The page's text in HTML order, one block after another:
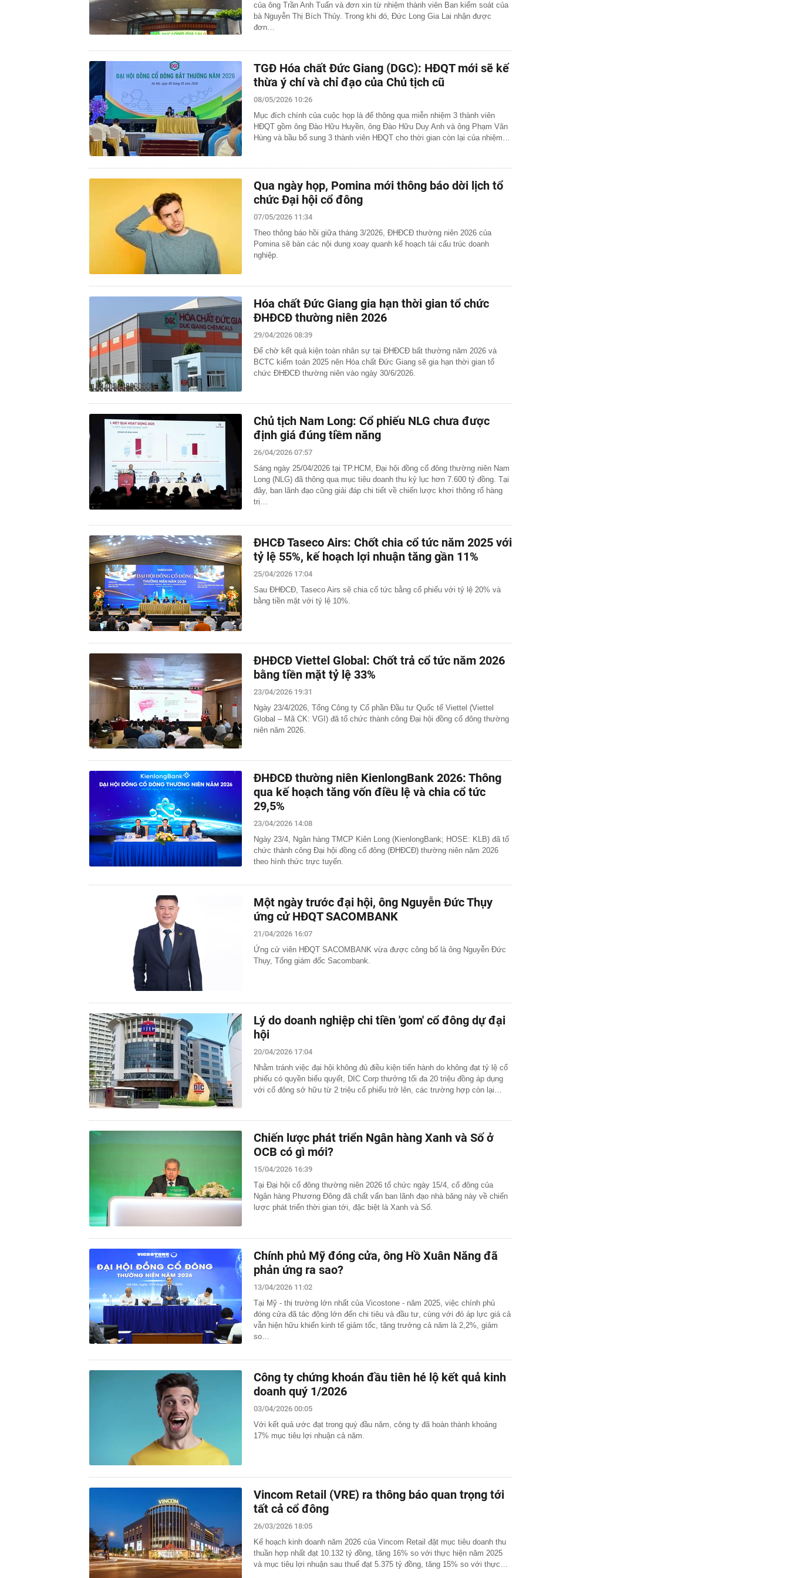
của ông Trần Anh Tuấn và đơn xin từ nhiệm thành viên Ban kiểm soát của
bà Nguyễn Thị Bích Thủy. Trong khi đó, Đức Long Gia Lai nhận được
đơn…
TGĐ Hóa chất Đức Giang (DGC): HĐQT mới sẽ kế
thừa ý chí và chỉ đạo của Chủ tịch cũ
08/05/2026 10:26
Mục đích chính của cuộc họp là để thông qua miễn nhiệm 3 thành viên
HĐQT gồm ông Đào Hữu Huyền, ông Đào Hữu Duy Anh và ông Phạm Văn
Hùng và bầu bổ sung 3 thành viên HĐQT cho thời gian còn lại của nhiệm…
Qua ngày họp, Pomina mới thông báo dời lịch tổ
chức Đại hội cổ đông
07/05/2026 11:34
Theo thông báo hồi giữa tháng 3/2026, ĐHĐCĐ thường niên 2026 của
Pomina sẽ bàn các nội dung xoay quanh kế hoạch tái cấu trúc doanh
nghiệp.
Hóa chất Đức Giang gia hạn thời gian tổ chức
ĐHĐCĐ thường niên 2026
29/04/2026 08:39
Để chờ kết quả kiện toàn nhân sự tại ĐHĐCĐ bất thường năm 2026 và
BCTC kiểm toán 2025 nên Hóa chất Đức Giang sẽ gia hạn thời gian tổ
chức ĐHĐCĐ thường niên vào ngày 30/6/2026.
Chủ tịch Nam Long: Cổ phiếu NLG chưa được
định giá đúng tiềm năng
26/04/2026 07:57
Sáng ngày 25/04/2026 tại TP.HCM, Đại hội đồng cổ đông thường niên Nam
Long (NLG) đã thông qua mục tiêu doanh thu kỷ lục hơn 7.600 tỷ đồng. Tại
đây, ban lãnh đạo cũng giải đáp chi tiết về chiến lược khơi thông rổ hàng
trị…
ĐHCĐ Taseco Airs: Chốt chia cổ tức năm 2025 với
tỷ lệ 55%, kế hoạch lợi nhuận tăng gần 11%
25/04/2026 17:04
Sau ĐHĐCĐ, Taseco Airs sẽ chia cổ tức bằng cổ phiếu với tỷ lệ 20% và
bằng tiền mặt với tỷ lệ 10%.
ĐHĐCĐ Viettel Global: Chốt trả cổ tức năm 2026
bằng tiền mặt tỷ lệ 33%
23/04/2026 19:31
Ngày 23/4/2026, Tổng Công ty Cổ phần Đầu tư Quốc tế Viettel (Viettel
Global – Mã CK: VGI) đã tổ chức thành công Đại hội đồng cổ đông thường
niên năm 2026.
ĐHĐCĐ thường niên KienlongBank 2026: Thông
qua kế hoạch tăng vốn điều lệ và chia cổ tức
29,5%
23/04/2026 14:08
Ngày 23/4, Ngân hàng TMCP Kiên Long (KienlongBank; HOSE: KLB) đã tổ
chức thành công Đại hội đồng cổ đông (ĐHĐCĐ) thường niên năm 2026
theo hình thức trực tuyến.
Một ngày trước đại hội, ông Nguyễn Đức Thụy
ứng cử HĐQT SACOMBANK
21/04/2026 16:07
Ứng cử viên HĐQT SACOMBANK vừa được công bố là ông Nguyễn Đức
Thụy, Tổng giám đốc Sacombank.
Lý do doanh nghiệp chi tiền 'gom' cổ đông dự đại
hội
20/04/2026 17:04
Nhằm tránh việc đại hội không đủ điều kiện tiến hành do không đạt tỷ lệ cổ
phiếu có quyền biểu quyết, DIC Corp thưởng tối đa 20 triệu đồng áp dụng
với cổ đông sở hữu từ 2 triệu cổ phiếu trở lên, các trường hợp còn lại…
Chiến lược phát triển Ngân hàng Xanh và Số ở
OCB có gì mới?
15/04/2026 16:39
Tại Đại hội cổ đông thường niên 2026 tổ chức ngày 15/4, cổ đông của
Ngân hàng Phương Đông đã chất vấn ban lãnh đạo nhà băng này về chiến
lược phát triển thời gian tới, đặc biệt là Xanh và Số.
Chính phủ Mỹ đóng cửa, ông Hồ Xuân Năng đã
phản ứng ra sao?
13/04/2026 11:02
Tại Mỹ - thị trường lớn nhất của Vicostone - năm 2025, việc chính phủ
đóng cửa đã tác động lớn đến chi tiêu và đầu tư, cùng với đó áp lực giá cả
vẫn hiện hữu khiến kinh tế giảm tốc, tăng trưởng cả năm là 2,2%, giảm
so…
Công ty chứng khoán đầu tiên hé lộ kết quả kinh
doanh quý 1/2026
03/04/2026 00:05
Với kết quả ước đạt trong quý đầu năm, công ty đã hoàn thành khoảng
17% mục tiêu lợi nhuận cả năm.
Vincom Retail (VRE) ra thông báo quan trọng tới
tất cả cổ đông
26/03/2026 18:05
Kế hoạch kinh doanh năm 2026 của Vincom Retail đặt mục tiêu doanh thu
thuần hợp nhất đạt 10.132 tỷ đồng, tăng 16% so với thực hiện năm 2025
và mục tiêu lợi nhuận sau thuế đạt 5.375 tỷ đồng, tăng 15% so với thực…